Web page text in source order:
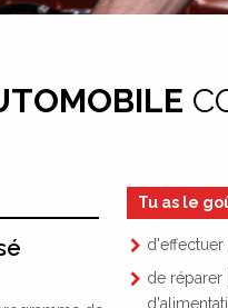
Tu as le
d'effectuer
de réparer